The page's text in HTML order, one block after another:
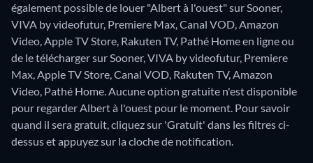
également possible de louer "Albert à l'ouest" sur Sooner,
VIVA by videofutur, Premiere Max, Canal VOD, Amazon
Video, Apple TV Store, Rakuten TV, Pathé Home en ligne ou
de le télécharger sur Sooner, VIVA by videofutur, Premiere
Max, Apple TV Store, Canal VOD, Rakuten TV, Amazon
Video, Pathé Home.Aucune option gratuite n'est disponible
pour regarder Albert à l'ouest pour le moment. Pour savoir
quand il sera gratuit, cliquez sur 'Gratuit' dans les filtres ci-
dessus et appuyez sur la cloche de notification.